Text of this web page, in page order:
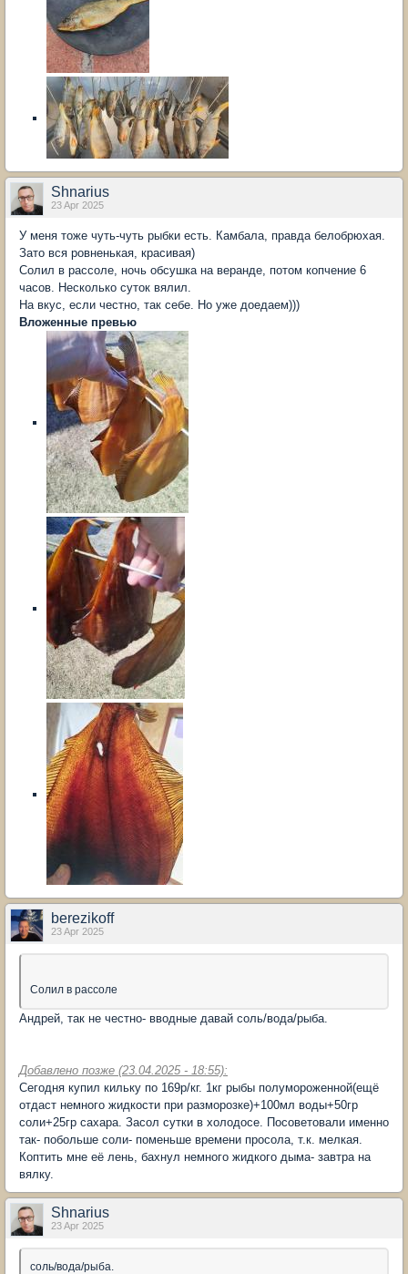
Shnarius
23 Apr 2025
У меня тоже чуть-чуть рыбки есть. Камбала, правда белобрюхая.
Зато вся ровненькая, красивая)
Солил в рассоле, ночь обсушка на веранде, потом копчение 6
часов. Несколько суток вялил.
На вкус, если честно, так себе. Но уже доедаем)))
Вложенные превью
berezikoff
23 Apr 2025
Солил в рассоле
Андрей, так не честно- вводные давай соль/вода/рыба.
Добавлено позже (23.04.2025 - 18:55):
Сегодня купил кильку по 169р/кг. 1кг рыбы полумороженной(ещё
отдаст немного жидкости при разморозке)+100мл воды+50гр
соли+25гр сахара. Засол сутки в холодосе. Посоветовали именно
так- побольше соли- поменьше времени просола, т.к. мелкая.
Коптить мне её лень, бахнул немного жидкого дыма- завтра на
вялку.
Shnarius
23 Apr 2025
соль/вода/рыба.